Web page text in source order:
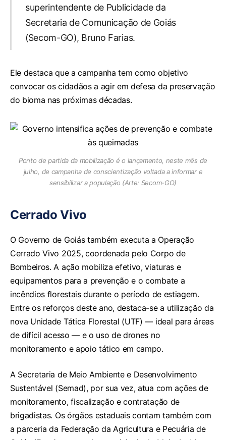
superintendente de Publicidade da
Secretaria de Comunicação de Goiás
(Secom-GO), Bruno Farias.
Ele destaca que a campanha tem como objetivo
convocar os cidadãos a agir em defesa da preservação
do bioma nas próximas décadas.
Ponto de partida da mobilização é o lançamento, neste mês de
julho, de campanha de conscientização voltada a informar e
sensibilizar a população (Arte: Secom-GO)
Cerrado Vivo
O Governo de Goiás também executa a Operação
Cerrado Vivo 2025, coordenada pelo Corpo de
Bombeiros. A ação mobiliza efetivo, viaturas e
equipamentos para a prevenção e o combate a
incêndios florestais durante o período de estiagem.
Entre os reforços deste ano, destaca-se a utilização da
nova Unidade Tática Florestal (UTF) — ideal para áreas
de difícil acesso — e o uso de drones no
monitoramento e apoio tático em campo.
A Secretaria de Meio Ambiente e Desenvolvimento
Sustentável (Semad), por sua vez, atua com ações de
monitoramento, fiscalização e contratação de
brigadistas. Os órgãos estaduais contam também com
a parceria da Federação da Agricultura e Pecuária de